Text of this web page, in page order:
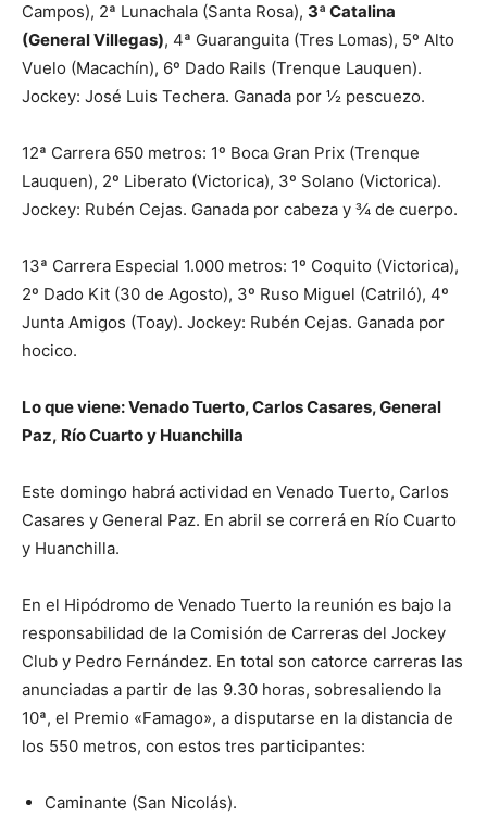
Campos), 2ª Lunachala (Santa Rosa), 3ª Catalina
(General Villegas), 4ª Guaranguita (Tres Lomas), 5º Alto
Vuelo (Macachín), 6º Dado Rails (Trenque Lauquen).
Jockey: José Luis Techera. Ganada por ½ pescuezo.
12ª Carrera 650 metros: 1º Boca Gran Prix (Trenque
Lauquen), 2º Liberato (Victorica), 3º Solano (Victorica).
Jockey: Rubén Cejas. Ganada por cabeza y ¾ de cuerpo.
13ª Carrera Especial 1.000 metros: 1º Coquito (Victorica),
2º Dado Kit (30 de Agosto), 3º Ruso Miguel (Catriló), 4º
Junta Amigos (Toay). Jockey: Rubén Cejas. Ganada por
hocico.
Lo que viene: Venado Tuerto, Carlos Casares, General
Paz, Río Cuarto y Huanchilla
Este domingo habrá actividad en Venado Tuerto, Carlos
Casares y General Paz. En abril se correrá en Río Cuarto
y Huanchilla.
En el Hipódromo de Venado Tuerto la reunión es bajo la
responsabilidad de la Comisión de Carreras del Jockey
Club y Pedro Fernández. En total son catorce carreras las
anunciadas a partir de las 9.30 horas, sobresaliendo la
10ª, el Premio «Famago», a disputarse en la distancia de
los 550 metros, con estos tres participantes:
Caminante (San Nicolás).